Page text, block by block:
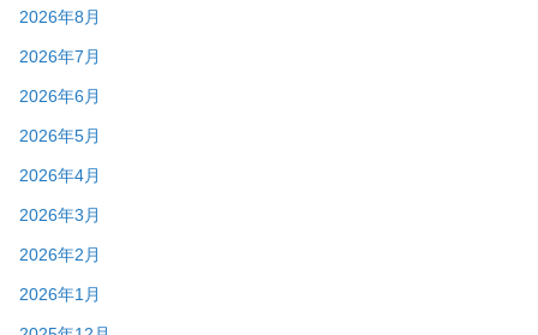
2026年8月
2026年7月
2026年6月
2026年5月
2026年4月
2026年3月
2026年2月
2026年1月